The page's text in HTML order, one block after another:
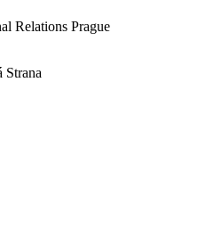
Relations Prague
Strana